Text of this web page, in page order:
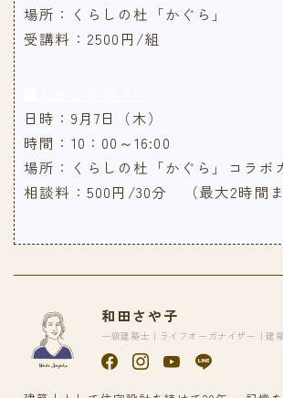
場所：くらしの杜「かぐら」
受講料：2500円/組
日時：9月7日（木）
時間：10：00～16:00
場所：くらしの杜「かぐら」コラボ
相談料：500円/30分 （最大2時間ま
和田さや子
一級建築士｜ライフオーガナイザー｜建